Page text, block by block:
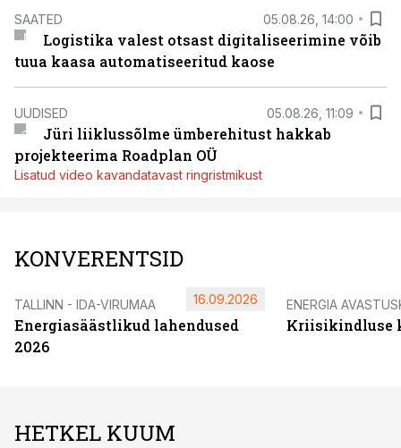
SAATED 05.08.26, 14:00
Logistika valest otsast digitaliseerimine võib
tuua kaasa automatiseeritud kaose
UUDISED 05.08.26, 11:09
Jüri liiklussõlme ümberehitust hakkab
projekteerima Roadplan OÜ
Lisatud video kavandatavast ringristmikust
KONVERENTSID
TALLINN - IDA-VIRUMAA
Energiasäästlikud lahendused
2026
16.09.2026 ENERGIA
Kriisikindluse
HETKEL KUUM